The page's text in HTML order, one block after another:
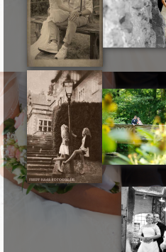
Impressum/ DSGVO